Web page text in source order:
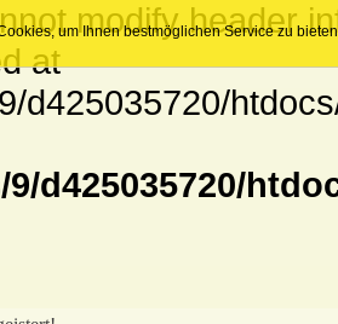
modify header
at
d425035720/
9/d425035720/
um Ihnen bestmöglichen Service zu